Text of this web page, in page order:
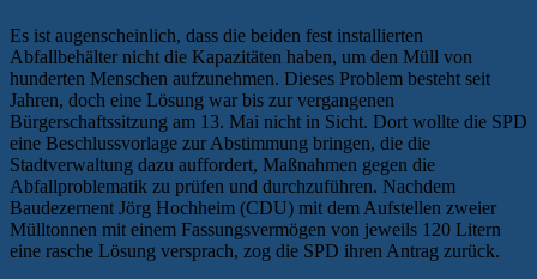
Es ist augenscheinlich, dass die beiden fest installierten
Abfallbehälter nicht die Kapazitäten haben, um den Müll von
hunderten Menschen aufzunehmen. Dieses Problem besteht seit
Jahren, doch eine Lösung war bis zur vergangenen
Bürgerschaftssitzung am 13. Mai nicht in Sicht. Dort wollte die SPD
eine Beschlussvorlage zur Abstimmung bringen, die die
Stadtverwaltung dazu auffordert, Maßnahmen gegen die
Abfallproblematik zu prüfen und durchzuführen. Nachdem
Baudezernent Jörg Hochheim (CDU) mit dem Aufstellen zweier
Mülltonnen mit einem Fassungsvermögen von jeweils 120 Litern
eine rasche Lösung versprach, zog die SPD ihren Antrag zurück.